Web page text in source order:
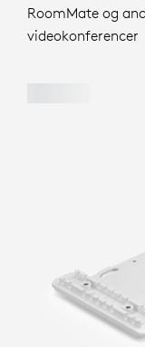
RoomMate og
videokonferencer